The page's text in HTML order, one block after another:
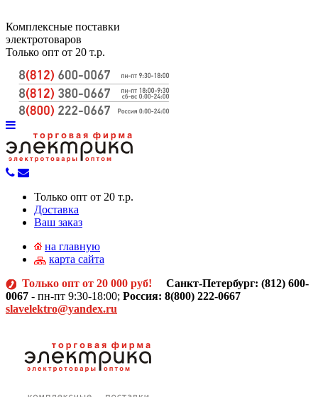
Комплексные поставки
электротоваров
Только опт от 20 т.р.
Только опт от 20 т.р.
Доставка
Ваш заказ
на главную
карта сайта
Только опт от 20 000 руб! Санкт-Петербург: (812) 600-
0067 - пн-пт 9:30-18:00; Россия: 8(800) 222-0667
slavelektro@yandex.ru